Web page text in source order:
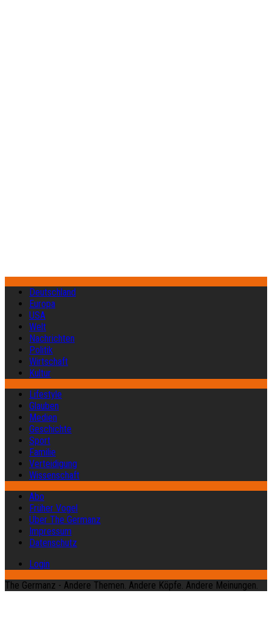
Deutschland
Europa
USA
Welt
Nachrichten
Politik
Wirtschaft
Kultur
Lifestyle
Glauben
Medien
Geschichte
Sport
Familie
Verteidigung
Wissenschaft
Abo
Früher Vogel
Über The Germanz
Impressum
Datenschutz
Login
The Germanz - Andere Themen. Andere Köpfe. Andere Meinungen.